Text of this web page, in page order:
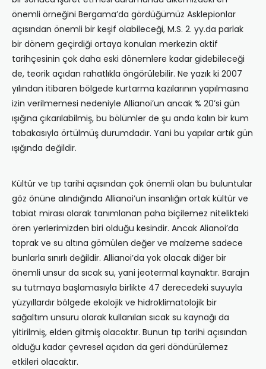
önemli örneğini Bergama’da gördüğümüz Asklepionlar
açısından önemli bir keşif olabileceği, M.S. 2. yy.da parlak
bir dönem geçirdiği ortaya konulan merkezin aktif
tarihçesinin çok daha eski dönemlere kadar gidebileceği
de, teorik açıdan rahatlıkla öngörülebilir. Ne yazık ki 2007
yılından itibaren bölgede kurtarma kazılarının yapılmasına
izin verilmemesi nedeniyle Allianoi’un ancak % 20’si gün
ışığına çıkarılabilmiş, bu bölümler de şu anda kalın bir kum
tabakasıyla örtülmüş durumdadır. Yani bu yapılar artık gün
ışığında değildir.
Kültür ve tıp tarihi açısından çok önemli olan bu buluntular
göz önüne alındığında Allianoi’un insanlığın ortak kültür ve
tabiat mirası olarak tanımlanan paha biçilemez nitelikteki
ören yerlerimizden biri olduğu kesindir. Ancak Alianoi’da
toprak ve su altına gömülen değer ve malzeme sadece
bunlarla sınırlı değildir. Allianoi’da yok olacak diğer bir
önemli unsur da sıcak su, yani jeotermal kaynaktır. Barajın
su tutmaya başlamasıyla birlikte 47 derecedeki suyuyla
yüzyıllardır bölgede ekolojik ve hidroklimatolojik bir
sağaltım unsuru olarak kullanılan sıcak su kaynağı da
yitirilmiş, elden gitmiş olacaktır. Bunun tıp tarihi açısından
olduğu kadar çevresel açıdan da geri döndürülemez
etkileri olacaktır.